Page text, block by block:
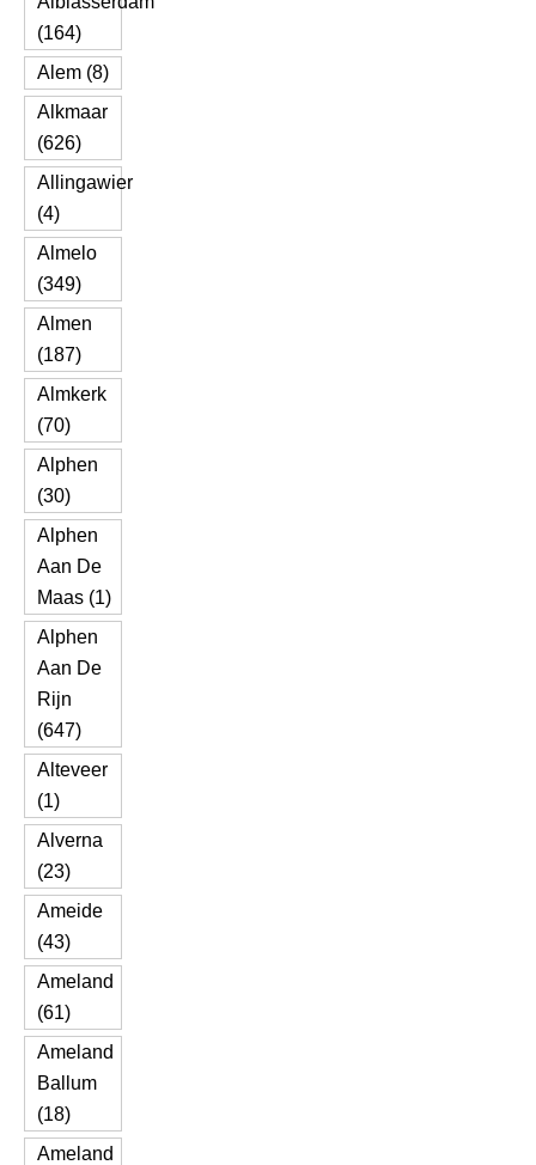
(164)
Alem (8)
Alkmaar
(626)
Allingawier
(4)
Almelo
(349)
Almen
(187)
Almkerk
(70)
Alphen
(30)
Alphen
Aan De
Maas (1)
Alphen
Aan De
Rijn
(647)
Alteveer
(1)
Alverna
(23)
Ameide
(43)
Ameland
(61)
Ameland
Ballum
(18)
Ameland